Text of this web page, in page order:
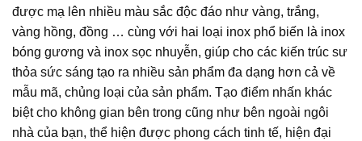
được mạ lên nhiều màu sắc độc đáo như vàng, trắng,
vàng hồng, đồng … cùng với hai loại inox phổ biến là inox
bóng gương và inox sọc nhuyễn, giúp cho các kiến trúc sư
thỏa sức sáng tạo ra nhiều sản phẩm đa dạng hơn cả về
mẫu mã, chủng loại của sản phẩm. Tạo điểm nhấn khác
biệt cho không gian bên trong cũng như bên ngoài ngôi
nhà của bạn, thể hiện được phong cách tinh tế, hiện đại